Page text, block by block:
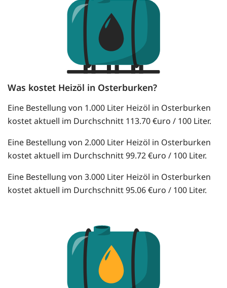
Was kostet Heizöl in Osterburken?
Eine Bestellung von 1.000 Liter Heizöl in Osterburken
kostet aktuell im Durchschnitt 113.70 €uro / 100 Liter.
Eine Bestellung von 2.000 Liter Heizöl in Osterburken
kostet aktuell im Durchschnitt 99.72 €uro / 100 Liter.
Eine Bestellung von 3.000 Liter Heizöl in Osterburken
kostet aktuell im Durchschnitt 95.06 €uro / 100 Liter.